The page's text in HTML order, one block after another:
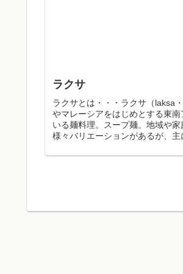
ラクサ
ラクサとは・・・ラクサ（laksa
やマレーシアをはじめとする東
いる麺料理。スープ麺。地域や
様々バリエーションがあるが、主